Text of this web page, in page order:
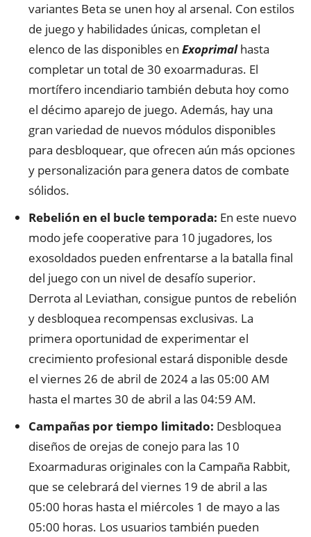
variantes Beta se unen hoy al arsenal. Con estilos
de juego y habilidades únicas, completan el
elenco de las disponibles en Exoprimalhasta
completar un total de 30 exoarmaduras. El
mortífero incendiario también debuta hoy como
el décimo aparejo de juego. Además, hay una
gran variedad de nuevos módulos disponibles
para desbloquear, que ofrecen aún más opciones
y personalización para genera datos de combate
sólidos.
Rebelión en el bucle temporada: En este nuevo
modo jefe cooperative para 10 jugadores, los
exosoldados pueden enfrentarse a la batalla final
del juego con un nivel de desafío superior.
Derrota al Leviathan, consigue puntos de rebelión
y desbloquea recompensas exclusivas. La
primera oportunidad de experimentar el
crecimiento profesional estará disponible desde
el viernes 26 de abril de 2024 a las 05:00 AM
hasta el martes 30 de abril a las 04:59 AM.
Campañas por tiempo limitado: Desbloquea
diseños de orejas de conejo para las 10
Exoarmaduras originales con la Campaña Rabbit,
que se celebrará del viernes 19 de abril a las
05:00 horas hasta el miércoles 1 de mayo a las
05:00 horas. Los usuarios también pueden